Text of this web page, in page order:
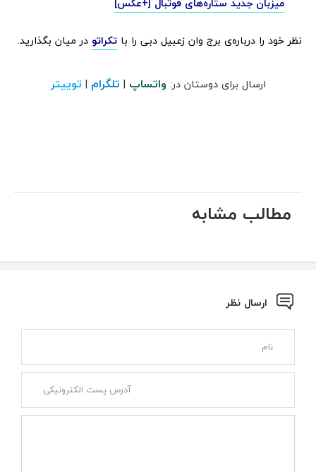
نظر خود را درباره‌ی برج وان زعبیل دبی را با تکراتو در میان بگذارید.
ارسال برای دوستان در: واتساپ | تلگرام | توییتر
مطالب مشابه
ارسال نظر